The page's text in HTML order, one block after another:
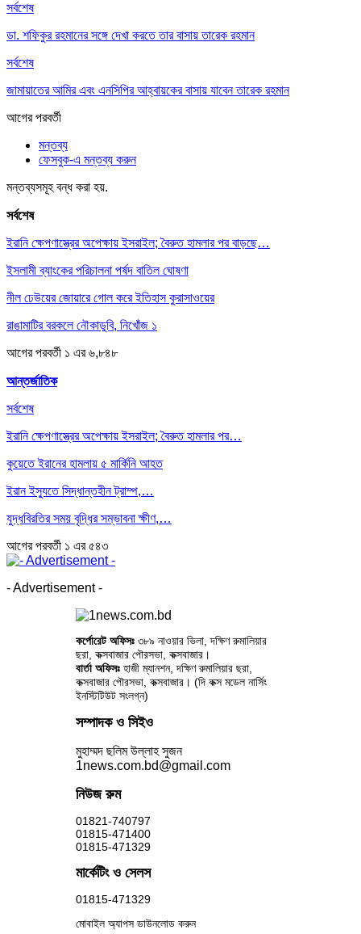
সর্বশেষ
ডা. শফিকুর রহমানের সঙ্গে দেখা করতে তার বাসায় তারেক রহমান
সর্বশেষ
জামায়াতের আমির এবং এনসিপির আহ্বায়কের বাসায় যাবেন তারেক রহমান
আগেরপরবর্তী
মন্তব্য
ফেসবুক-এ মন্তব্য করুন
মন্তব্যসমূহ বন্ধ করা হয়.
সর্বশেষ
ইরানি ক্ষেপণাস্ত্রের অপেক্ষায় ইসরাইল; বৈরুত হামলার পর বাড়ছে…
ইসলামী ব্যাংকের পরিচালনা পর্ষদ বাতিল ঘোষণা
নীল ঢেউয়ের জোয়ারে গোল করে ইতিহাস কুরাসাওয়ের
রাঙামাটির বরকলে নৌকাডুবি, নিখোঁজ ১
আগেরপরবর্তী ১ এর ৬,৮৪৮
আন্তর্জাতিক
সর্বশেষ
ইরানি ক্ষেপণাস্ত্রের অপেক্ষায় ইসরাইল; বৈরুত হামলার পর…
কুয়েতে ইরানের হামলায় ৫ মার্কিনি আহত
ইরান ইস্যুতে সিদ্ধান্তহীন ট্রাম্প,…
যুদ্ধবিরতির সময় বৃদ্ধির সম্ভাবনা ক্ষীণ,…
আগেরপরবর্তী ১ এর ৫৪৩
- Advertisement -
কর্পোরেট অফিসঃ ৩৮৯ নাওয়ার ভিলা, দক্ষিণ রুমালিয়ার
ছরা, কক্সবাজার পৌরসভা, কক্সবাজার।
বার্তা অফিসঃহাজী ম্যানশন, দক্ষিণ রুমালিয়ার ছরা,
কক্সবাজার পৌরসভা, কক্সবাজার। (দি কক্স মডেল নার্সিং
ইনস্টিটিউট সংলগ্ন)
সম্পাদক ও সিইও
মুহাম্মদ ছলিম উল্লাহ সুজন
1news.com.bd@gmail.com
নিউজ রুম
01821-740797
01815-471400
01815-471329
মার্কেটিং ও সেলস
01815-471329
মোবাইল অ্যাপস ডাউনলোড করুন